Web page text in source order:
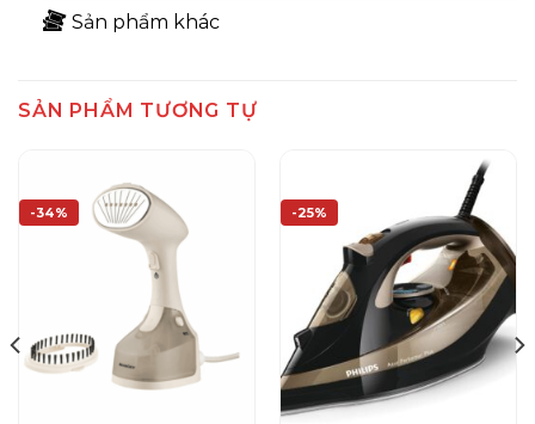
Sản phẩm khác
SẢN PHẨM TƯƠNG TỰ
-34% -25%